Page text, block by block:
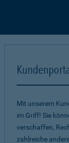
Mit unserem
im Griff! Sie
verschaffen,
zahlreiche